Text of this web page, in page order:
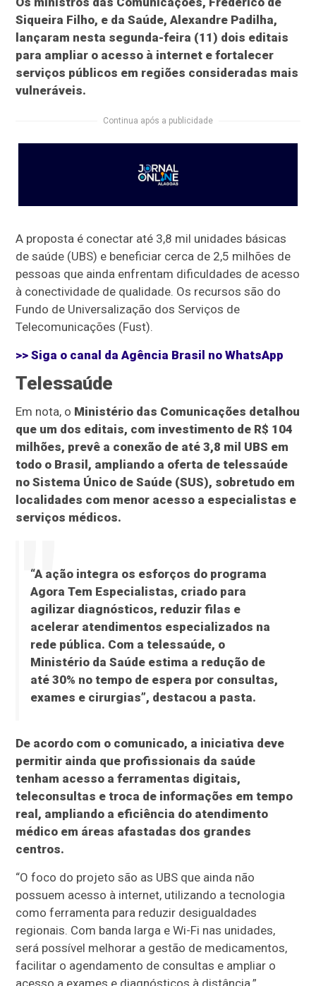
Siqueira Filho, e da Saúde, Alexandre Padilha,
lançaram nesta segunda-feira (11) dois editais
para ampliar o acesso à internet e fortalecer
serviços públicos em regiões consideradas mais
vulneráveis.
Continua após a publicidade
A proposta é conectar até 3,8 mil unidades básicas
de saúde (UBS) e beneficiar cerca de 2,5 milhões de
pessoas que ainda enfrentam dificuldades de acesso
à conectividade de qualidade. Os recursos são do
Fundo de Universalização dos Serviços de
Telecomunicações (Fust).
>> Siga o canal daAgência Brasil no WhatsApp
Telessaúde
Em nota, o Ministério das Comunicações detalhou
que um dos editais, com investimento de R$ 104
milhões, prevê a conexão de até 3,8 mil UBS em
todo o Brasil, ampliando a oferta de telessaúde
no Sistema Único de Saúde (SUS), sobretudo em
localidades com menor acesso a especialistas e
serviços médicos.
“A ação integra os esforços do programa
Agora Tem Especialistas, criado para
agilizar diagnósticos, reduzir filas e
acelerar atendimentos especializados na
rede pública. Com a telessaúde, o
Ministério da Saúde estima a redução de
até 30% no tempo de espera por consultas,
exames e cirurgias”, destacou a pasta.
De acordo com o comunicado, a iniciativa deve
permitir ainda que profissionais da saúde
tenham acesso a ferramentas digitais,
teleconsultas e troca de informações em tempo
real, ampliando a eficiência do atendimento
médico em áreas afastadas dos grandes
centros.
“O foco do projeto são as UBS que ainda não
possuem acesso à internet, utilizando a tecnologia
como ferramenta para reduzir desigualdades
regionais. Com banda larga e Wi-Fi nas unidades,
será possível melhorar a gestão de medicamentos,
facilitar o agendamento de consultas e ampliar o
acesso a exames e diagnósticos à distância.”